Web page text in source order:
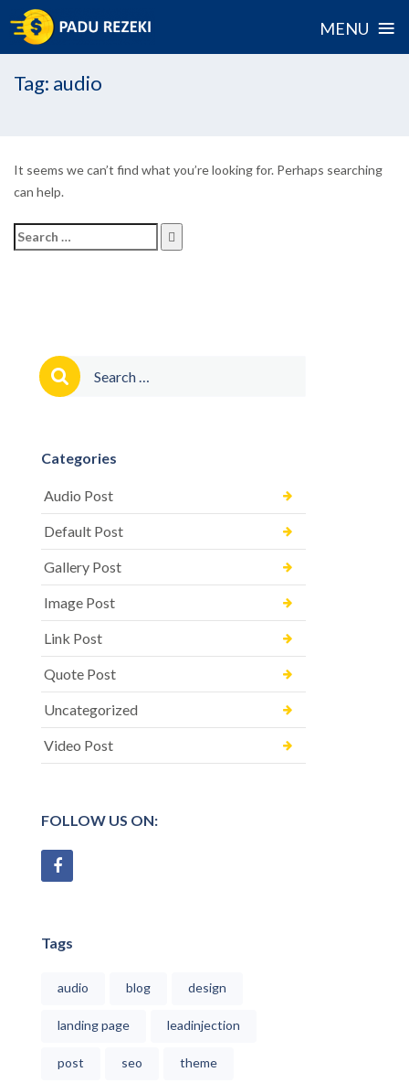
MENU ≡
Tag: audio
It seems we can’t find what you’re looking for. Perhaps searching
can help.
Search
for:
Search
for:
Categories
Audio Post
Default Post
Gallery Post
Image Post
Link Post
Quote Post
Uncategorized
Video Post
FOLLOW US ON:
Tags
audio blog design
landing page leadinjection
post seo theme